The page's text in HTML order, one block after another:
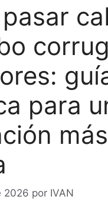
para
más
2026 por IVAN